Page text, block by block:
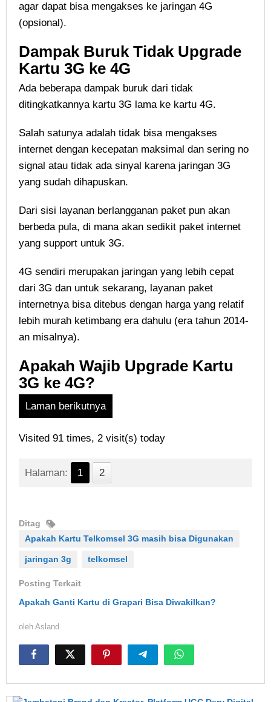
agar dapat bisa mengakses ke jaringan 4G
(opsional).
Dampak Buruk Tidak Upgrade
Kartu 3G ke 4G
Ada beberapa dampak buruk dari tidak
ditingkatkannya kartu 3G lama ke kartu 4G.
Salah satunya adalah tidak bisa mengakses
internet dengan kecepatan maksimal dan sering no
signal atau tidak ada sinyal karena jaringan 3G
yang sudah dihapuskan.
Dari sisi layanan berlangganan paket pun akan
berbeda pula, di mana akan sedikit paket internet
yang support untuk 3G.
4G sendiri merupakan jaringan yang lebih cepat
dari 3G dan untuk sekarang, layanan paket
internetnya bisa ditebus dengan harga yang relatif
lebih murah ketimbang era dahulu (era tahun 2014-
an misalnya).
Apakah Wajib Upgrade Kartu
3G ke 4G?
Laman berikutnya
Visited 91 times, 2 visit(s) today
Halaman: 1 2
Ditag
Apakah Kartu Telkomsel 3G masih bisa Digunakan
jaringan 3g telkomsel
Posting Terkait
Apakah Ganti Kartu di Grapari Bisa Diwakilkan?
oleh Asland